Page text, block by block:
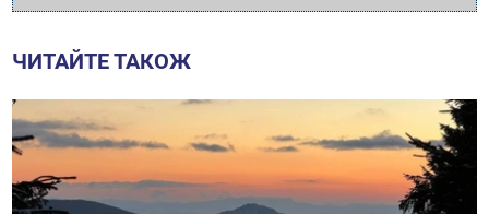
ЧИТАЙТЕ ТАКОЖ